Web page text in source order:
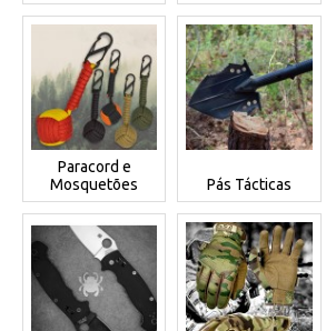
Paracord e
Mosquetões
Pás Tácticas